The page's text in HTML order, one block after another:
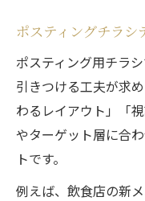
仕上がりが
デザイン4
チラシ 効
PowerPoint活用
チラシデザ
PowerPoint
ポスティングチラシ
ポスティング用チラ
引きつける工夫が求
わるレイアウト」「
やターゲット層に合
トです。
例えば、飲食店の新